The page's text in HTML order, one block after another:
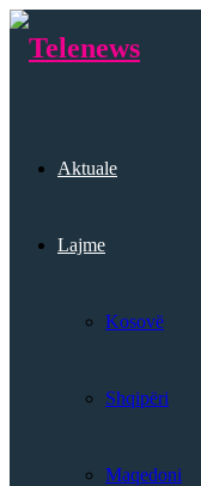
Aktuale
Lajme
Kosovë
Shqipëri
Maqedoni